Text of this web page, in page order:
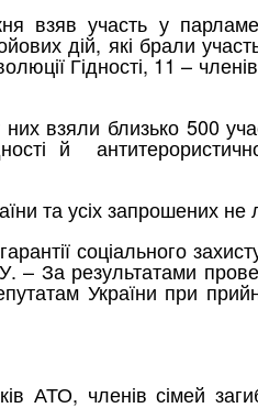
взяв участь у
дій, які брали
Гідності, 11 –
взяли близько 500
й
та усіх запрошених
соціального
– За результатами
України при
АТО, членів сімей